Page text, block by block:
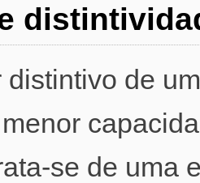
distintivo de
se de uma